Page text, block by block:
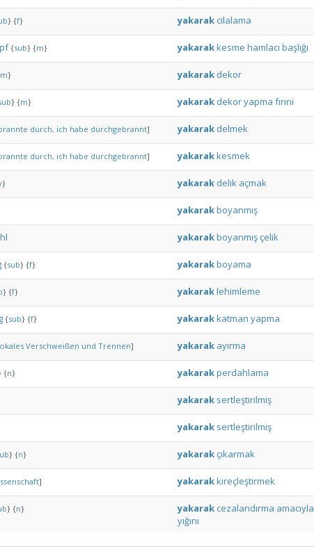
} {f} yakarak cilalama
{sub} {m} yakarakkesme hamlacı başlığı
m} yakarak dekor
} {m} yakarak dekoryapma fırıni
durch, ich habe durchgebrannt] yakarak delmek
durch, ich habe durchgebrannt] yakarakkesmek
} yakarak delik açmak
yakarakboyanmış
yakarakboyanmış çelik
{sub} {f} yakarakboyama
} {f} yakaraklehimleme
{sub} {f} yakarakkatman yapma
Verschweißen und Trennen] yakarak ayırma
{n} yakarakperdahlama
yakarak sertleştirilmiş
yakarak sertleştirilmiş
} {n} yakarak çıkarmak
] yakarakkireçleştirmek
} {n} yakarak cezalandırma amacıyla
yığını